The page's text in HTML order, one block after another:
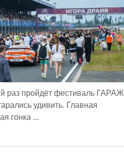
раз пройдёт фестиваль ГАРАЖ
удивить. Главная
гонка ...